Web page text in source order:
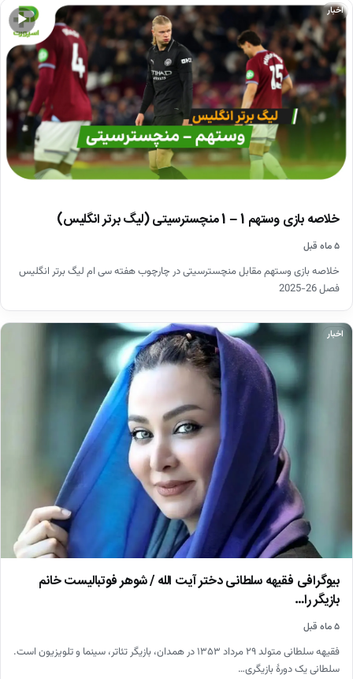
▶
اخبار
خلاصه بازی وستهم 1 – 1 منچسترسیتی (لیگ برتر انگلیس)
۵ ماه قبل
خلاصه بازی وستهم مقابل منچسترسیتی در چارچوب هفته سی ام لیگ برتر انگلیس
فصل 26-2025
اخبار
بیوگرافی فقیهه سلطانی دختر آیت الله / شوهر فوتبالیست خانم
بازیگر را…
۵ ماه قبل
فقیهه سلطانی متولد ۲۹ مرداد ۱۳۵۳ در همدان، بازیگر تئاتر، سینما و تلویزیون است.
سلطانی یک دورهٔ بازیگری…